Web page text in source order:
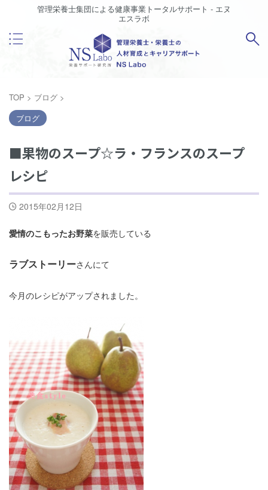
管理栄養士集団による健康事業トータルサポート - エヌ
エスラボ
TOP > ブログ >
ブログ
■果物のスープ☆ラ・フランスのスープ
レシピ
2015年02月12日
愛情のこもったお野菜を販売している
ラブストーリーさんにて
今月のレシピがアップされました。